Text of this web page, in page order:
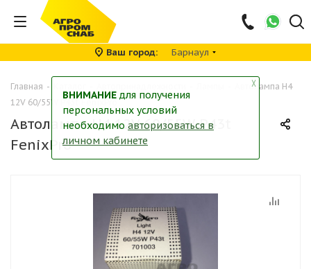
Ваш город Барнаул
Главная -
Автолампа H4
12V 60/55W P43t FenixPro
Автолампа H4 12V 60/55W P43t
FenixPro
╳
ВНИМАНИЕ для получения
персональных условий
необходимо авторизоваться в
личном кабинете